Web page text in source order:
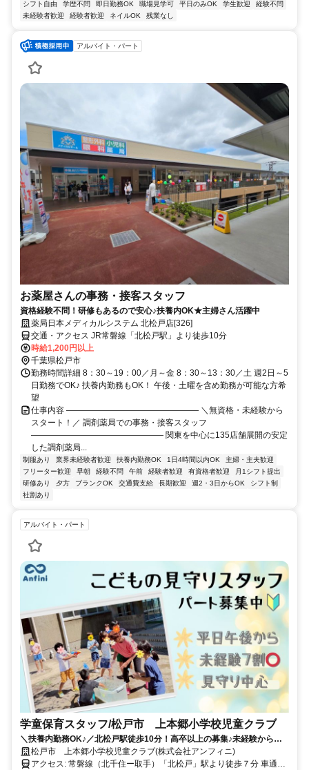
シフト自由 学歴不問 即日勤務OK 職場見学可 平日のみOK 学生歓迎
経験不問
未経験者歓迎
経験者歓迎 ネイルOK 残業なし
アルバイト・パート
お薬屋さんの事務・接客スタッフ
資格経験不問！研修もあるので安心♪扶養内OK★主婦さん活躍中
薬局日本メディカルシステム 北松戸店[326]
交通・アクセス JR常磐線「北松戸駅」より徒歩10分
時給1,200円以上
千葉県松戸市
勤務時間詳細 8：30～19：00／月～金 8：30～13：30／土 週2日～5
日勤務でOK♪ 扶養内勤務もOK！ 午後・土曜を含め勤務が可能な方希
望
仕事内容 ―――――――――――――――― ＼無資格・未経験から
スタート！／ 調剤薬局での事務・接客スタッフ
―――――――――――――――― 関東を中心に135店舗展開の安定
した調剤薬局...
制服あり 業界未経験者歓迎 扶養内勤務OK 1日4時間以内OK
主婦・主夫歓迎
フリーター歓迎
早朝 経験不問 午前 経験者歓迎 有資格者歓迎
月1シフト提出
研修あり
夕方 ブランクOK 交通費支給 長期歓迎 週2・3日からOK
シフト制
社割あり
アルバイト・パート
学童保育スタッフ/松戸市 上本郷小学校児童クラブ
＼扶養内勤務OK♪／北松戸駅徒歩10分！高卒以上の募集♪未経験から始
める学童クラブのお仕事☆
松戸市 上本郷小学校児童クラブ(株式会社アンフィニ)
アクセス: 常磐線（北千住ー取手）「北松戸」駅より徒歩７分 車通勤